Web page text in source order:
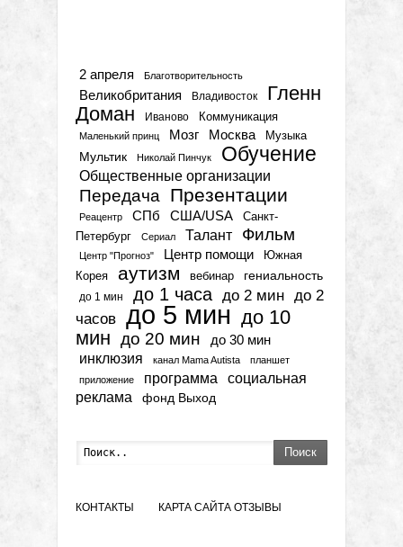
2 апреля Благотворительность
Великобритания Владивосток
Гленн
Доман
Иваново Коммуникация
Маленький принц Мозг Москва Музыка
Мультик Николай Пинчук Обучение
Общественные организации
Передача Презентации
Реацентр СПб США/USA
Санкт-
Петербург
Сериал Талант Фильм
Центр "Прогноз" Центр помощи
Южная
Корея
аутизм вебинар гениальность
до 1 мин до 1 часа до 2 мин до 2
часов до 5 мин до 10
мин до 20 мин до 30 мин
инклюзия канал Mama Autista
планшет
приложение
программа
социальная
реклама
фонд Выход
Поиск
КОНТАКТЫ КАРТА САЙТА ОТЗЫВЫ